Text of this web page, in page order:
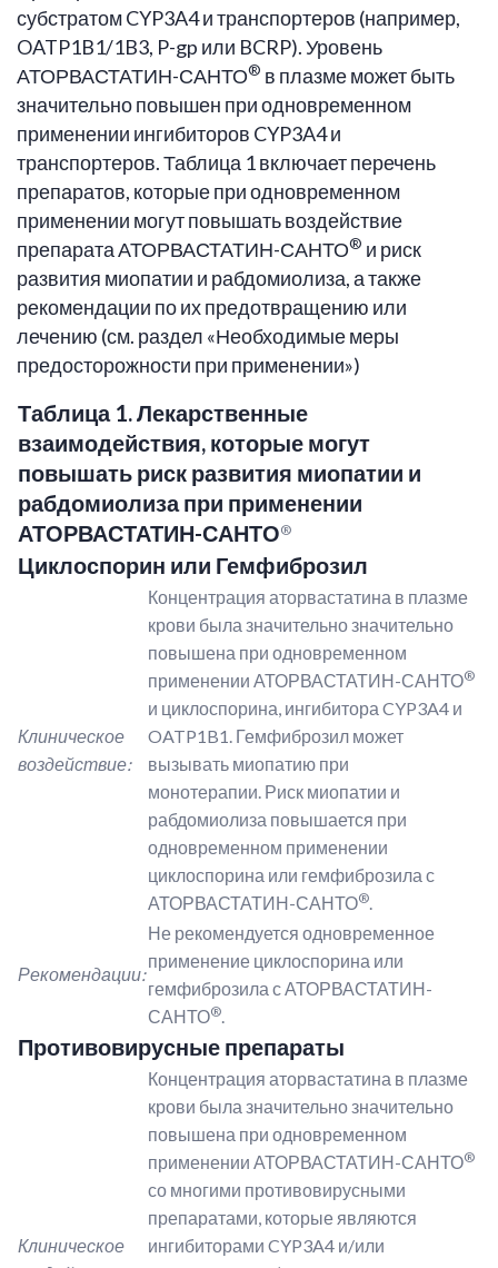
субстратом CYP3A4 и транспортеров (например,
OATP1B1/1B3, P-gp или BCRP). Уровень
АТОРВАСТАТИН-САНТО® в плазме может быть
значительно повышен при одновременном
применении ингибиторов CYP3A4 и
транспортеров. Таблица 1 включает перечень
препаратов, которые при одновременном
применении могут повышать воздействие
препарата АТОРВАСТАТИН-САНТО® и риск
развития миопатии и рабдомиолиза, а также
рекомендации по их предотвращению или
лечению (см. раздел «Необходимые меры
предосторожности при применении»)
Таблица 1. Лекарственные
взаимодействия, которые могут
повышать риск развития миопатии и
рабдомиолиза при применении
АТОРВАСТАТИН-САНТО®
Циклоспорин или Гемфиброзил
Клиническое
воздействие:
Концентрация аторвастатина в плазме
крови была значительно значительно
повышена при одновременном
применении АТОРВАСТАТИН-САНТО®
и циклоспорина, ингибитора CYP3A4 и
OATP1B1. Гемфиброзил может
вызывать миопатию при
монотерапии. Риск миопатии и
рабдомиолиза повышается при
одновременном применении
циклоспорина или гемфиброзила с
АТОРВАСТАТИН-САНТО®.
Рекомендации:
Не рекомендуется одновременное
применение циклоспорина или
гемфиброзила с АТОРВАСТАТИН-
САНТО®.
Противовирусные препараты
Клиническое
Концентрация аторвастатина в плазме
крови была значительно значительно
повышена при одновременном
применении АТОРВАСТАТИН-САНТО®
со многими противовирусными
препаратами, которые являются
ингибиторами CYP3A4 и/или